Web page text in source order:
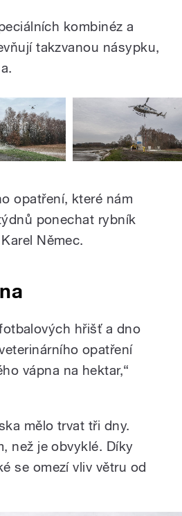
kombinéz a
takzvanou násypku,
opatření, které nám
ponechat rybník
Němec.
hřišť a dno
opatření
vápna na hektar,“
mělo trvat tři dny.
než je obvyklé. Díky
se omezí vliv větru od